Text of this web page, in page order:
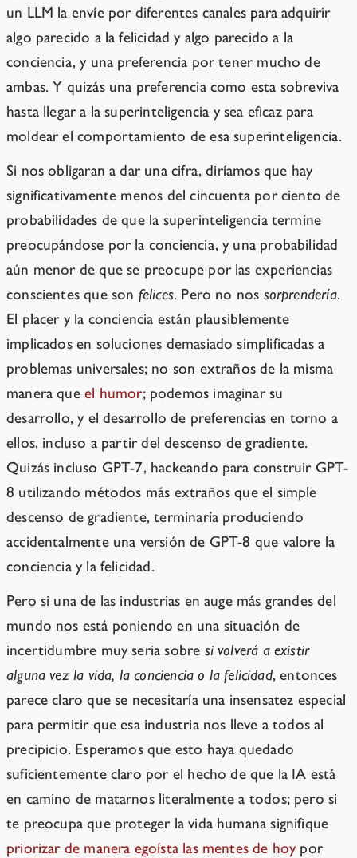
un LLM la envíe por diferentes canales para adquirir
algo parecido a la felicidad y algo parecido a la
conciencia, y una preferencia por tener mucho de
ambas. Y quizás una preferencia como esta sobreviva
hasta llegar a la superinteligencia y sea eficaz para
moldear el comportamiento de esa superinteligencia.
Si nos obligaran a dar una cifra, diríamos que hay
significativamente menos del cincuenta por ciento de
probabilidades de que la superinteligencia termine
preocupándose por la conciencia, y una probabilidad
aún menor de que se preocupe por las experiencias
conscientes que son felices. Pero no nos sorprendería.
El placer y la conciencia están plausiblemente
implicados en soluciones demasiado simplificadas a
problemas universales; no son extraños de la misma
manera queel humor; podemos imaginar su
desarrollo, y el desarrollo de preferencias en torno a
ellos, incluso a partir del descenso de gradiente.
Quizás incluso GPT-7, hackeando para construir GPT-
8 utilizando métodos más extraños que el simple
descenso de gradiente, terminaría produciendo
accidentalmente una versión de GPT-8 que valore la
conciencia y la felicidad.
Pero si una de las industrias en auge más grandes del
mundo nos está poniendo en una situación de
incertidumbre muy seria sobre si volverá a existir
alguna vez la vida, la conciencia o la felicidad, entonces
parece claro que se necesitaría una insensatez especial
para permitir que esa industria nos lleve a todos al
precipicio. Esperamos que esto haya quedado
suficientemente claro por el hecho de que la IA está
en camino de matarnos literalmente a todos; pero si
te preocupa que proteger la vida humana signifique
priorizar de manera egoísta las mentes de hoypor